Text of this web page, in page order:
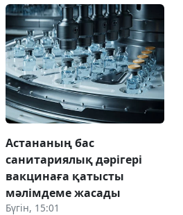
Астананың бас
санитариялық дәрігері
вакцинаға қатысты
мәлімдеме жасады
Бүгін, 15:01